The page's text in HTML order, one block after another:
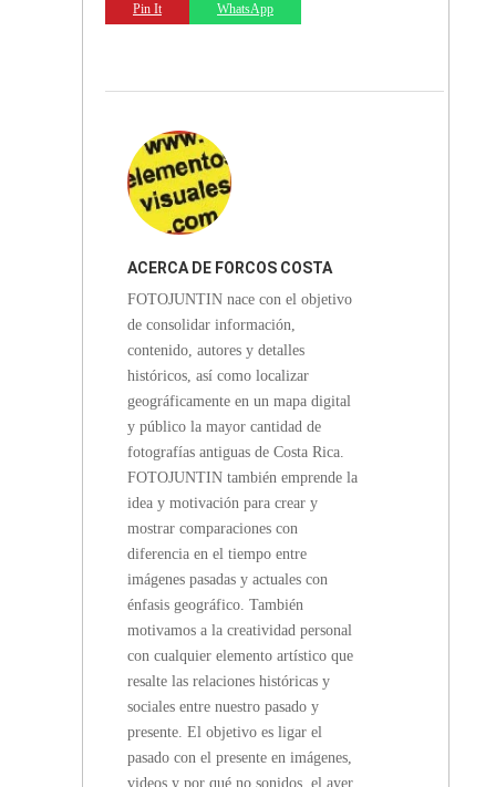
Pin It WhatsApp
ACERCA DE FORCOS COSTA
RICA
FOTOJUNTIN nace con el objetivo
de consolidar información,
contenido, autores y detalles
históricos, así como localizar
geográficamente en un mapa digital
y público la mayor cantidad de
fotografías antiguas de Costa Rica.
FOTOJUNTIN también emprende la
idea y motivación para crear y
mostrar comparaciones con
diferencia en el tiempo entre
imágenes pasadas y actuales con
énfasis geográfico. También
motivamos a la creatividad personal
con cualquier elemento artístico que
resalte las relaciones históricas y
sociales entre nuestro pasado y
presente. El objetivo es ligar el
pasado con el presente en imágenes,
videos y por qué no sonidos, el ayer